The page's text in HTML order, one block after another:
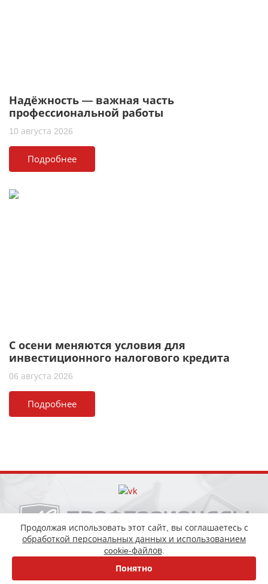
Надёжность — важная часть
профессиональной работы
10 августа 2026
Подробнее
С осени меняются условия для
инвестиционного налогового кредита
06 августа 2026
Подробнее
+7 (343) 200-66-04
+7 (343) 318-26-99
Продолжая использовать этот сайт, вы соглашаетесь с
обработкой персональных данных и использованием
cookie-файлов.
Понятно